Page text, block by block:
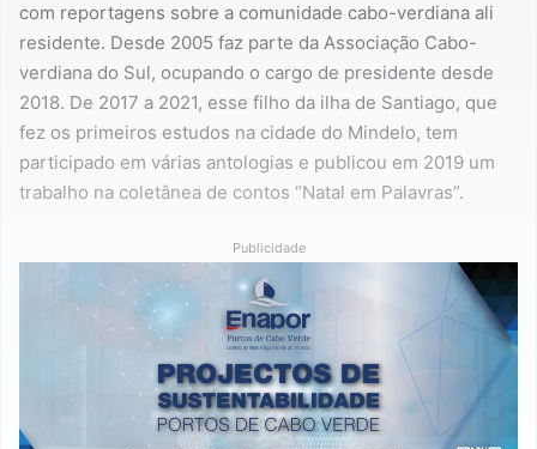
com reportagens sobre a comunidade cabo-verdiana ali
residente. Desde 2005 faz parte da Associação Cabo-
verdiana do Sul, ocupando o cargo de presidente desde
2018. De 2017 a 2021, esse filho da ilha de Santiago, que
fez os primeiros estudos na cidade do Mindelo, tem
participado em várias antologias e publicou em 2019 um
trabalho na coletânea de contos “Natal em Palavras”.
Publicidade